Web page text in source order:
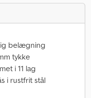
belægning
tykke
i 11 lag
i rustfrit stål